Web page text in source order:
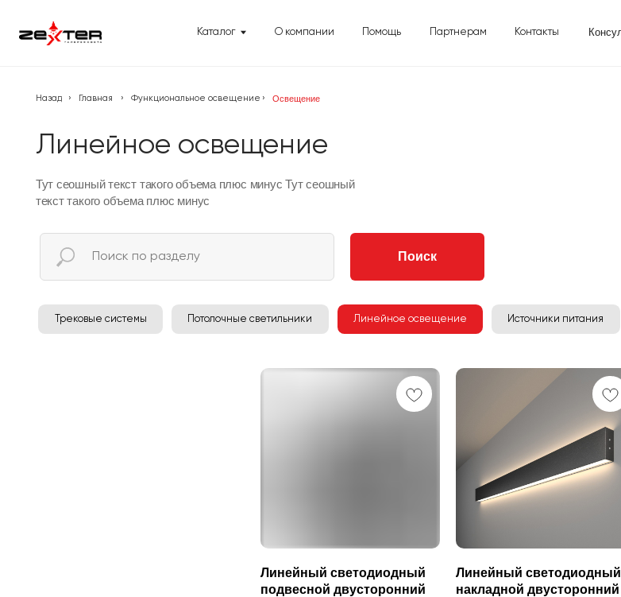
Консультация
Контакты
Партнерам
Помощь
О компании
Каталог
Линейное освещение
текст такого объема плюс минус
Поиск
Линейный светодиодный
подвесной двусторонний
Линейный светодиодный
накладной двусторонний